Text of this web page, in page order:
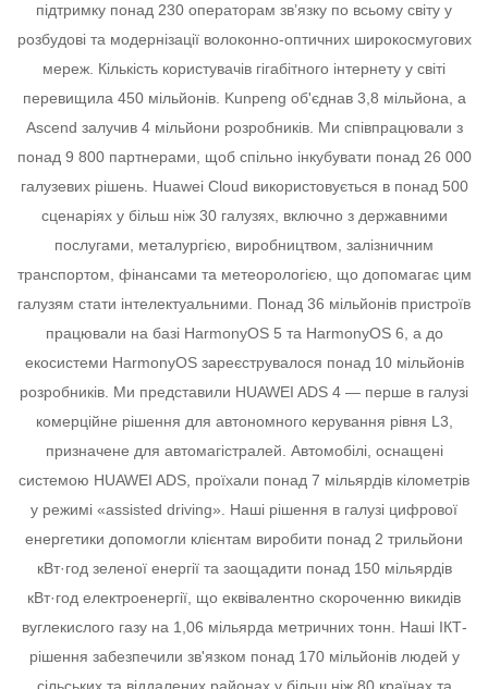
підтримку понад 230 операторам зв’язку по всьому світу у
розбудові та модернізації волоконно-оптичних широкосмугових
мереж. Кількість користувачів гігабітного інтернету у світі
перевищила 450 мільйонів. Kunpeng об'єднав 3,8 мільйона, а
Ascend залучив 4 мільйони розробників. Ми співпрацювали з
понад 9 800 партнерами, щоб спільно інкубувати понад 26 000
галузевих рішень. Huawei Cloud використовується в понад 500
сценаріях у більш ніж 30 галузях, включно з державними
послугами, металургією, виробництвом, залізничним
транспортом, фінансами та метеорологією, що допомагає цим
галузям стати інтелектуальними.
Понад 36 мільйонів пристроїв
працювали на базі HarmonyOS 5 та HarmonyOS 6, а до
екосистеми HarmonyOS зареєструвалося понад 10 мільйонів
розробників. Ми представили HUAWEI ADS 4 — перше в галузі
комерційне рішення для автономного керування рівня L3,
призначене для автомагістралей. Автомобілі, оснащені
системою HUAWEI ADS, проїхали понад 7 мільярдів кілометрів
у режимі «assisted driving».
Наші рішення в галузі цифрової
енергетики допомогли клієнтам виробити понад 2 трильйони
кВт·год зеленої енергії та заощадити понад 150 мільярдів
кВт·год електроенергії, що еквівалентно скороченню викидів
вуглекислого газу на 1,06 мільярда метричних тонн.
Наші ІКТ-
рішення забезпечили зв'язком понад 170 мільйонів людей у